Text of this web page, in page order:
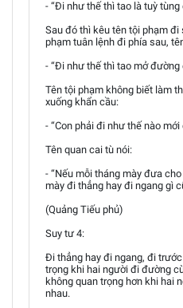
- “Đi như thế thì tao là tuỳ tùng
Sau đó thì kêu tên tội phạm đi
phạm tuân lệnh đi phía sau,
- “Đi như thế thì tao mở đường
Tên tội phạm không biết làm
xuống khẩn cầu:
- “Con phải đi như thế nào mới
Tên quan cai tù nói:
- “Nếu mỗi tháng mày đưa
mày đi thẳng hay đi ngang gì
(Quảng Tiếu phủ)
Suy tư 4:
Đi thẳng hay đi ngang, đi
trọng khi hai người đi đường
không quan trọng hơn khi hai
nhau.